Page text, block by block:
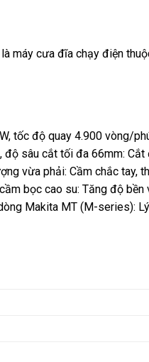
máy cưa đĩa chạy điện
tốc độ quay 4.900 vòng/
độ sâu cắt tối đa 66mm:
vừa phải: Cầm chắc tay,
bọc cao su: Tăng độ
Makita MT (M-series):